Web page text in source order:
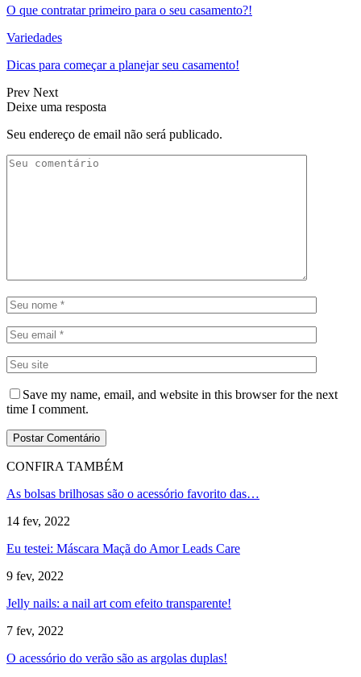
O que contratar primeiro para o seu casamento?!
Variedades
Dicas para começar a planejar seu casamento!
Prev Next
Deixe uma resposta
Seu endereço de email não será publicado.
Save my name, email, and website in this browser for the next
time I comment.
CONFIRA TAMBÉM
As bolsas brilhosas são o acessório favorito das…
14 fev, 2022
Eu testei: Máscara Maçã do Amor Leads Care
9 fev, 2022
Jelly nails: a nail art com efeito transparente!
7 fev, 2022
O acessório do verão são as argolas duplas!